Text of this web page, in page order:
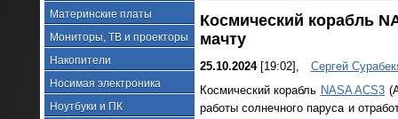
Материнские платы
Мониторы, ТВ и проекторы
Накопители
Носимая электроника
Ноутбуки и ПК
Космический корабль
мачту
25.10.2024[19:02],
Сергей
Космический корабль NASA ACS3
работы солнечного паруса и